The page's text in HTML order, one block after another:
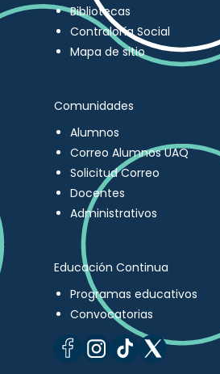
Bibliotecas
Contraloría Social
Mapa de sitio
Comunidades
Alumnos
Correo Alumnos UAQ
Solicitud Correo
Docentes
Administrativos
Educación Continua
Programas educativos
Convocatorias